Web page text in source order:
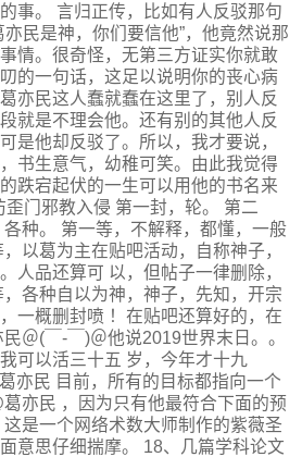
事。 言归正传，比如有人反驳那句
民是神，你们要信他”，他竟然说那
情。很奇怪，无第三方证实你就敢
的一句话，这足以说明你的丧心病
亦民这人蠢就蠢在这里了，别人反
就是不理会他。还有别的其他人反
是他却反驳了。所以，我才要说，
书生意气，幼稚可笑。由此我觉得
跌宕起伏的一生可以用他的书名来
门邪教入侵 第一封，轮。 第二
种。 第一等，不解释，都懂，一般
以葛为主在贴吧活动，自称神子，
人品还算可 以，但帖子一律删除，
各种自以为神，神子，先知，开宗
一概删封喷 ！在贴吧还算好的，在
＠(￣-￣)＠他说2019世界末日。。
可以活三十五 岁，今年才十九
亦民 目前，所有的目标都指向一个
亦民 ，因为只有他最符合下面的预
是一个网络术数大师制作的紫薇圣
意思仔细揣摩。 18、几篇学科论文